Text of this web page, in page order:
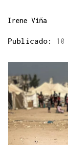
Irene Viña
Publicado: